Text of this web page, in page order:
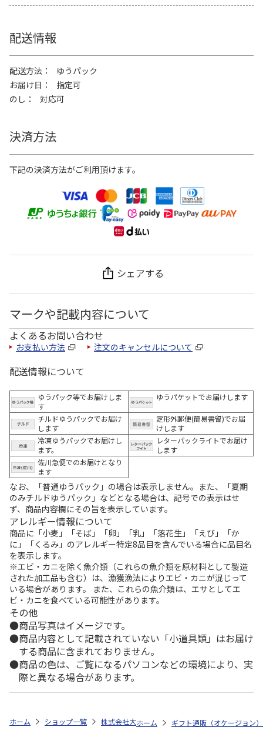
配送情報
配送方法
ゆうパック
お届け日
指定可
のし
対応可
決済方法
下記の決済方法がご利用頂けます。
シェアする
マークや記載内容について
よくあるお問い合わせ
お支払い方法 注文のキャンセルについて
配送情報について
ゆうパック等でお届けしま
す
ゆうパケットでお届けします
チルドゆうパックでお届け
します
定形外郵便(簡易書留)でお届
けします
冷凍ゆうパックでお届けし
ます。
レターパックライトでお届け
します
佐川急便でのお届けとなり
ます
なお、「普通ゆうパック」の場合は表示しません。また、「夏期
のみチルドゆうパック」などとなる場合は、記号での表示はせ
ず、商品内容欄にその旨を表示しています。
アレルギー情報について
商品に「小麦」「そば」「卵」「乳」「落花生」「えび」「か
に」「くるみ」のアレルギー特定8品目を含んでいる場合に品目名
を表示します。
※エビ・カニを除く魚介類（これらの魚介類を原材料として製造
された加工品も含む）は、漁獲漁法によりエビ・カニが混じって
いる場合があります。 また、これらの魚介類は、エサとしてエ
ビ・カニを食べている可能性があります。
その他
商品写真はイメージです。
商品内容として記載されていない「小道具類」はお届け
する商品に含まれておりません。
商品の色は、ご覧になるパソコンなどの環境により、実
際と異なる場合があります。
ホーム ショップ一覧 株式会社大和 ≪SAYU≫ うすくも
ホーム ギフト通販（オケージョン）